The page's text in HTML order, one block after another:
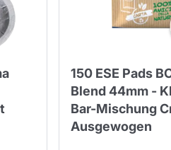
150 ESE Pads
Blend 44mm -
Bar-Mischung
Ausgewogen